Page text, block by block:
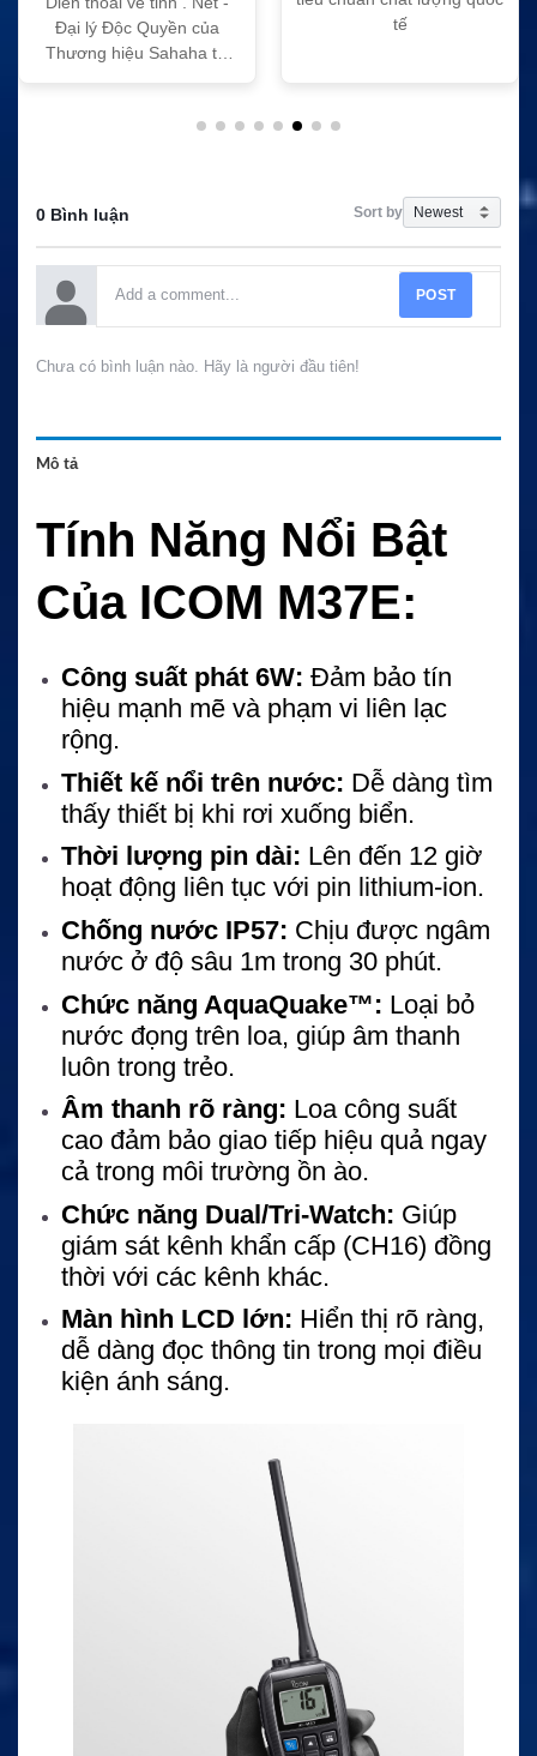
Đại lý Độc Quyền của
Thương hiệu Sahaha tại
tế
0 Bình luận Sort by
POST
Chưa có bình luận nào. Hãy là người đầu tiên!
Mô tả
Tính Năng Nổi Bật
Của ICOM M37E:
Công suất phát 6W: Đảm bảo tín
hiệu mạnh mẽ và phạm vi liên lạc
rộng.
Thiết kế nổi trên nước: Dễ dàng tìm
thấy thiết bị khi rơi xuống biển.
Thời lượng pin dài: Lên đến 12 giờ
hoạt động liên tục với pin lithium-ion.
Chống nước IP57: Chịu được ngâm
nước ở độ sâu 1m trong 30 phút.
Chức năng AquaQuake™: Loại bỏ
nước đọng trên loa, giúp âm thanh
luôn trong trẻo.
Âm thanh rõ ràng: Loa công suất
cao đảm bảo giao tiếp hiệu quả ngay
cả trong môi trường ồn ào.
Chức năng Dual/Tri-Watch: Giúp
giám sát kênh khẩn cấp (CH16) đồng
thời với các kênh khác.
Màn hình LCD lớn: Hiển thị rõ ràng,
dễ dàng đọc thông tin trong mọi điều
kiện ánh sáng.